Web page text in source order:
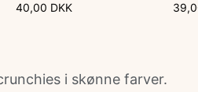
40,00 DKK
i skønne farver.